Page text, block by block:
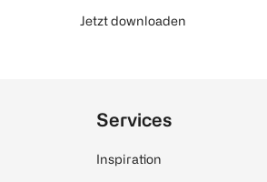
Jetzt downloaden
Services
Inspiration